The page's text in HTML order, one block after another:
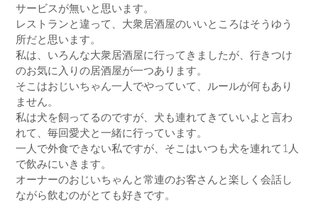
サービスが無いと思います。
レストランと違って、大衆居酒屋のいいところはそうゆう
所だと思います。
私は、いろんな大衆居酒屋に行ってきましたが、行きつけ
のお気に入りの居酒屋が一つあります。
そこはおじいちゃん一人でやっていて、ルールが何もあり
ません。
私は犬を飼ってるのですが、犬も連れてきていいよと言わ
れて、毎回愛犬と一緒に行っています。
一人で外食できない私ですが、そこはいつも犬を連れて1人
で飲みにいきます。
オーナーのおじいちゃんと常連のお客さんと楽しく会話し
ながら飲むのがとても好きです。